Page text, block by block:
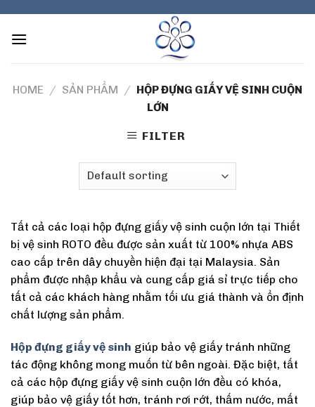
content
HOME / SẢN PHẨM / HỘP ĐỰNG GIẤY VỆ SINH CUỘN
LỚN
FILTER
Tất cả các loại hộp đựng giấy vệ sinh cuộn lớn tại Thiết
bị vệ sinh ROTO đều được sản xuất từ 100% nhựa ABS
cao cấp trên dây chuyền hiện đại tại Malaysia. Sản
phẩm được nhập khẩu và cung cấp giá sỉ trực tiếp cho
tất cả các khách hàng nhằm tối ưu giá thành và ổn định
chất lượng sản phẩm.
Hộp đựng giấy vệ sinh giúp bảo vệ giấy tránh những
tác động không mong muốn từ bên ngoài. Đặc biệt, tất
cả các hộp đựng giấy vệ sinh cuộn lớn đều có khóa,
giúp bảo vệ giấy tốt hơn, tránh rơi rớt, thấm nước, mất